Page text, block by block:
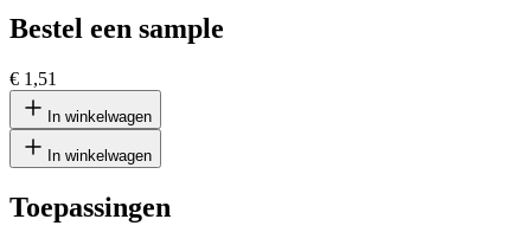
Bestel een sample
€ 1,51
In winkelwagen
In winkelwagen
Toepassingen